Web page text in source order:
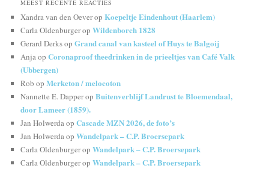
MEEST RECENTE REACTIES
Xandra van den OeveropKoepeltje Eindenhout (Haarlem)
Carla OldenburgeropWildenborch 1828
Gerard DerksopGrand canal van kasteel of Huys te Balgoij
AnjaopCoronaproof theedrinken in de prieeltjes van Café Valk
(Ubbergen)
Rob opMerketon / melocoton
Nannette E. DapperopBuitenverblijf Landrust te Bloemendaal,
door Lameer (1859).
Jan HolwerdaopCascade MZN 2026, de foto’s
Jan HolwerdaopWandelpark – C.P. Broersepark
Carla OldenburgeropWandelpark – C.P. Broersepark
Carla OldenburgeropWandelpark – C.P. Broersepark